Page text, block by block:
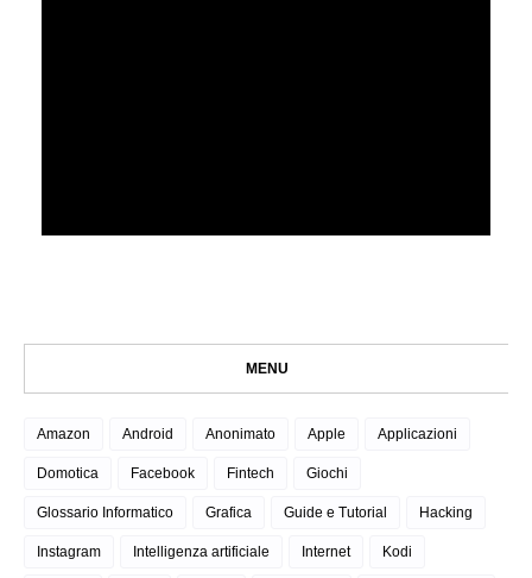
MENU
Amazon Android Anonimato Apple Applicazioni
Domotica Facebook Fintech Giochi
Glossario Informatico Grafica Guide e Tutorial Hacking
Instagram Intelligenza artificiale Internet Kodi